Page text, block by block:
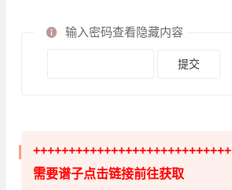
输入密码查看隐藏内容
++++++++++++++++++++++++++++
需要谱子点击链接前往获取